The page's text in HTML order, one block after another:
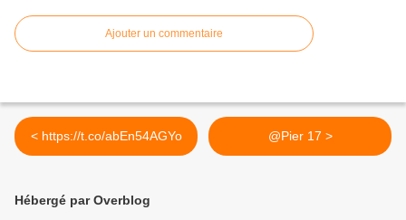
Ajouter un commentaire
< https://t.co/abEn54AGYo @Pier 17 >
Hébergé par Overblog